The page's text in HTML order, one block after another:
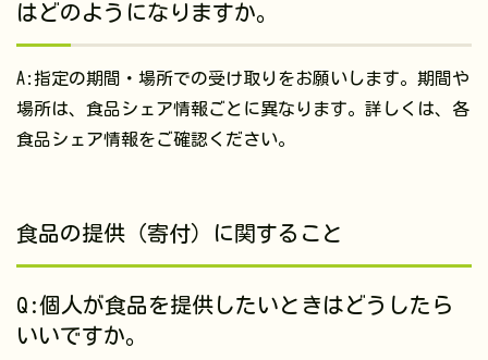
はどのようになりますか。
A:指定の期間・場所での受け取りをお願いします。期間や
場所は、食品シェア情報ごとに異なります。詳しくは、各
食品シェア情報をご確認ください。
食品の提供（寄付）に関すること
Q:個人が食品を提供したいときはどうしたら
いいですか。